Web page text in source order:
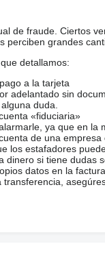
de fraude. Ciertos
perciben grandes
detallamos:
a la tarjeta
adelantado sin
duda.
«fiduciaria»
ya que en la
de una
los estafadores
dinero si tiene dudas
datos en la